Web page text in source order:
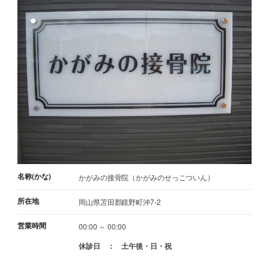
名称(かな) かがみの接骨院（かがみのせっこついん）
所在地 岡山県苫田郡鏡野町沖7-2
営業時間 00:00 ～ 00:00
休診日 ： 土午後・日・祝